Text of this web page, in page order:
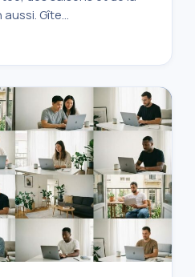
Gîte…